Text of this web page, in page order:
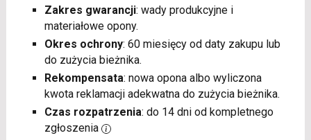
Zakres gwarancji: wady produkcyjne i
materiałowe opony.
Okres ochrony: 60 miesięcy od daty zakupu lub
do zużycia bieżnika.
Rekompensata: nowa opona albo wyliczona
kwota reklamacji adekwatna do zużycia bieżnika.
Czas rozpatrzenia: do 14 dni od kompletnego
zgłoszenia